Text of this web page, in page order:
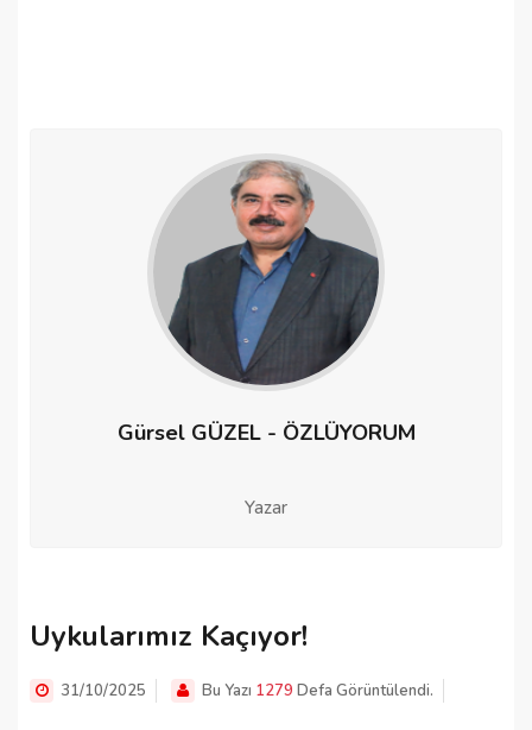
Gürsel GÜZEL - ÖZLÜYORUM
Yazar
Uykularımız Kaçıyor!
31/10/2025 Bu Yazı 1279 Defa Görüntülendi.